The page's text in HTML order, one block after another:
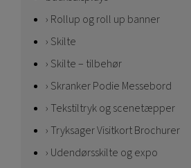
Rollup og roll up banner
Skilte
Skilte – tilbehør
Skranker Podie Messebord
Tekstiltryk og scenetæpper
Tryksager Visitkort Brochurer
Udendørsskilte og expo